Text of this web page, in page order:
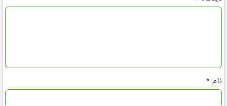
نام *